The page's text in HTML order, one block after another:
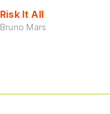
Risk It All
Bruno Mars